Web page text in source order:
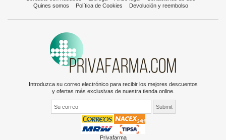
Quines somos
Política de Cookies Devolución y reembolso
Introduzca su correo electrónico para recibir los mejores descuentos
y ofertas más exclusivas de nuestra tienda online.
Privafarma